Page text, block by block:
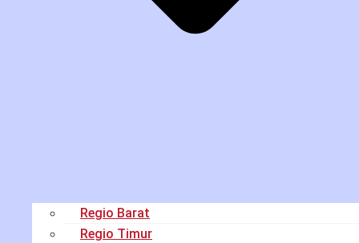
Regio Barat
Regio Timur